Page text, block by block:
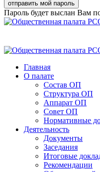
Пароль будет выслан Вам
Главная
О палате
Состав ОП
Структура ОП
Аппарат ОП
Совет ОП
Нормативные
Деятельность
Документы
Заседания
Итоговые
Рекомендации